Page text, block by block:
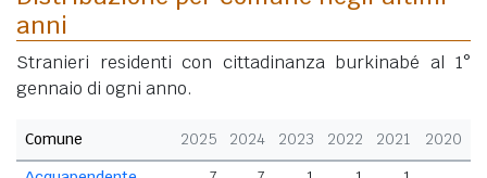
anni
Stranieri residenti con cittadinanza burkinabé al 1°
gennaio di ogni anno.
Comune 2025 2024 2023 2022 2021
2020